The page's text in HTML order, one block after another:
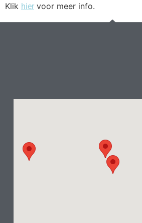
Klik hier voor meer info.